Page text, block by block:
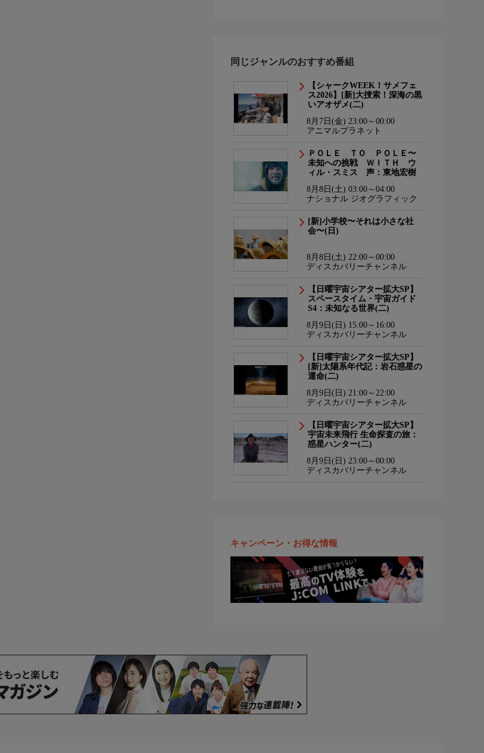
同じジャンルのおすすめ番組
【シャークWEEK！サメフェ
ス2026】[新]大捜索！深海の黒
いアオザメ(二)
8月7日(金) 23:00～00:00
アニマルプラネット
ＰＯＬＥ ＴＯ ＰＯＬＥ〜
未知への挑戦 ＷＩＴＨ ウ
ィル・スミス 声：東地宏樹
8月8日(土) 03:00～04:00
ナショナル ジオグラフィック
[新]小学校〜それは小さな社
会〜(日)
8月8日(土) 22:00～00:00
ディスカバリーチャンネル
【日曜宇宙シアター拡大SP】
スペースタイム・宇宙ガイド
S4：未知なる世界(二)
8月9日(日) 15:00～16:00
ディスカバリーチャンネル
【日曜宇宙シアター拡大SP】
[新]太陽系年代記：岩石惑星の
運命(二)
8月9日(日) 21:00～22:00
ディスカバリーチャンネル
【日曜宇宙シアター拡大SP】
宇宙未来飛行 生命探査の旅：
惑星ハンター(二)
8月9日(日) 23:00～00:00
ディスカバリーチャンネル
キャンペーン・お得な情報